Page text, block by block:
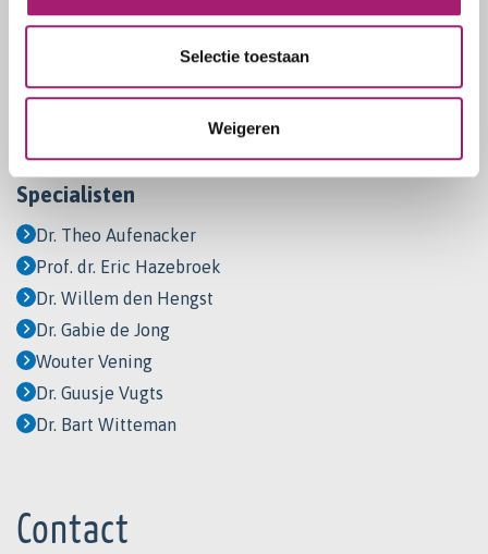
Selectie toestaan
Weigeren
Afvallen met medicijnen
Kom ik in aanmerking?
Specialisten
Dr. Theo Aufenacker
Prof. dr. Eric Hazebroek
Dr. Willem den Hengst
Dr. Gabie de Jong
Wouter Vening
Dr. Guusje Vugts
Dr. Bart Witteman
Contact